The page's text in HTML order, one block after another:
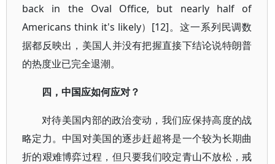
back in the Oval Office, but nearly half of
Americans think it's likely）[12]。这一系列民调数
据都反映出，美国人并没有把握直接下结论说特朗普
的热度业已完全退潮。
四，中国应如何应对？
对待美国内部的政治变动，我们应保持高度的战
略定力。中国对美国的逐步赶超将是一个较为长期曲
折的艰难博弈过程，但只要我们咬定青山不放松，戒